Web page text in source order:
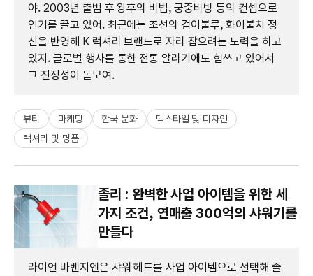
야. 2003년 출범 후 왕후의 비법, 궁중비방 등의 컨셉으로
인기를 끌고 있어. 최근에는 조선의 검이불루, 화이불치 정
신을 반영해 K 럭셔리 브랜드로 자리 잡으려는 노력을 하고
있지. 글로벌 행사를 통한 전통 알리기에도 힘쓰고 있어서
그 진정성이 돋보여.
뷰티 마케팅 한국 문화
텍스타일 및 디자인
럭셔리 및 명품
졸리 : 완벽한 사업 아이템을 위한 세
가지 조건, 연매출 300억의 샤워기를
만들다
라이언 바벤지엔은 샤워 헤드를 사업 아이템으로 선택해 졸